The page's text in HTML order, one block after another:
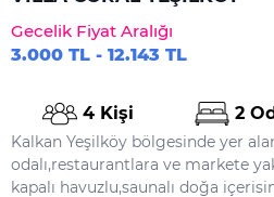
Gecelik Fiyat Aralığı
3.000 TL - 12.143 TL
4 Kişi 2
Kalkan Yeşilköy bölgesinde yer alan 2 yatak
odalı,restaurantlara ve markete
kapalı havuzlu,saunalı doğa